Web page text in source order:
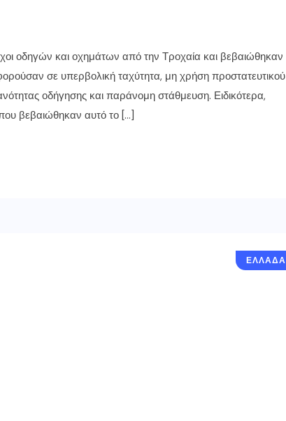
οδηγών και οχημάτων από την Τροχαία και βεβαιώθηκαν
σε υπερβολική ταχύτητα, μη χρήση προστατευτικού
οδήγησης και παράνομη στάθμευση. Ειδικότερα,
βεβαιώθηκαν αυτό το […]
ΕΛΛΑΔΑ